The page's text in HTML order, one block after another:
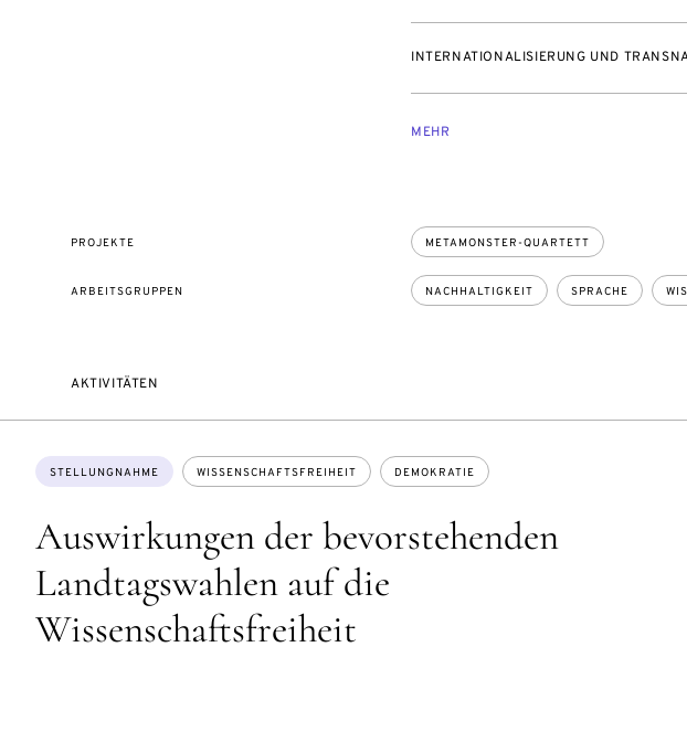
INTERNATIONALISIERUNG UND
MEHR
PROJEKTE METAMONSTER-QUARTETT
ARBEITSGRUPPEN NACHHALTIGKEIT SPRACHE
AKTIVITÄTEN
Auswirkungen der bevorstehenden
Landtagswahlen auf die
Wissenschaftsfreiheit
Themen:
STELLUNGNAHME WISSENSCHAFTSFREIHEIT DEMOKRATIE